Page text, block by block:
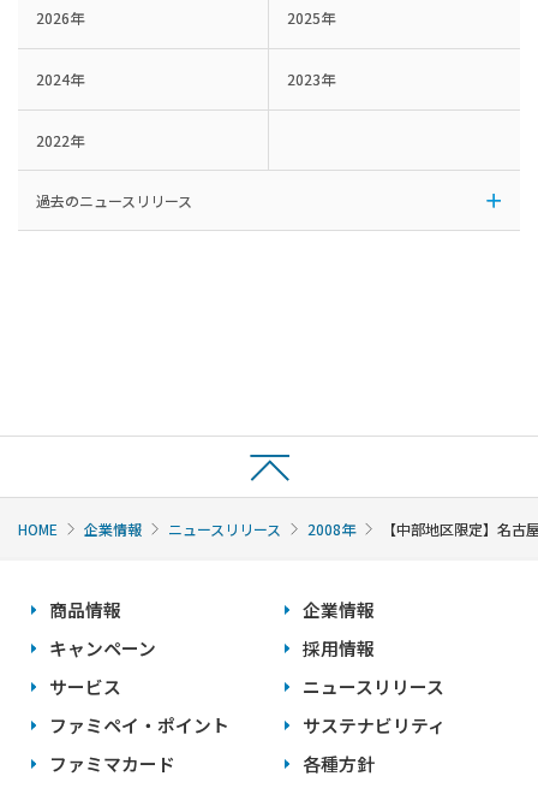
2026年 2025年
2024年 2023年
2022年
過去のニュースリリース
HOME 企業情報 ニュースリリース 2008年 【中部地区限定】名
商品情報
キャンペーン
サービス
ファミペイ・ポイント
ファミマカード
企業情報
採用情報
ニュースリリース
サステナビリティ
各種方針